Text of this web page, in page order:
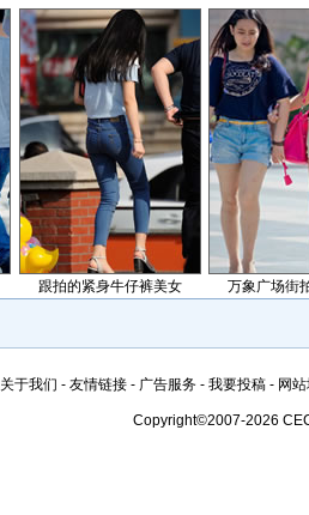
跟拍的紧身牛仔裤美女 万象广场街
关于我们 - 友情链接 - 广告服务 - 我要投稿 - 网
Copyright©2007-2026